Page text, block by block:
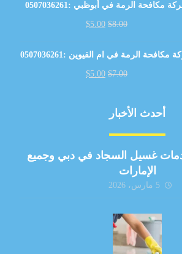
مكافحة الرمة في أبوظبي :0507036261
$8.00
$5.00
مكافحة الرمة في ام القيوين :0507036261
$7.00
$5.00
أحدث الأخبار
غسيل السجاد في دبي وجميع
الإمارات
5 مارس، 2026